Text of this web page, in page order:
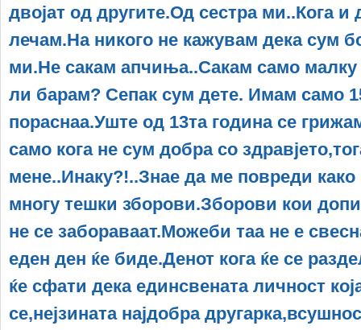
двојат од другите.Од сестра ми..Кога и
лечам.На никого не кажувам дека сум
ми.Не сакам апчиња..Сакам само малку
ли барам? Сепак сум дете. Имам само
пораснаа.Уште од 13та година се
само кога не сум добра со
мене..Инаку?!..Знае да ме повреди како
многу тешки зборови.Зборови кои
не се забораваат.Можеби таа не е
еден ден ќе биде.Денот кога ќе се
ќе сфати дека единсвената личност
се,нејзината најдобра